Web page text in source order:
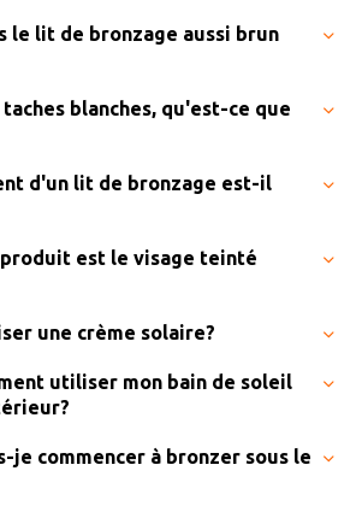
le lit de bronzage aussi brun
blanches, qu'est-ce que
d'un lit de bronzage est-il
est le visage teinté
une crème solaire?
utiliser mon bain de soleil
je commencer à bronzer sous le